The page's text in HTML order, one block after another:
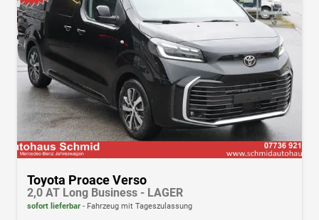
Toyota Proace Verso
2,0 AT Long Business - LAGER
sofort lieferbar Fahrzeug mit Tageszulassung